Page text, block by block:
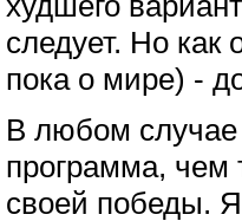
следует. Но как
пока о мире) -
В любом случае
программа, чем
своей победы.